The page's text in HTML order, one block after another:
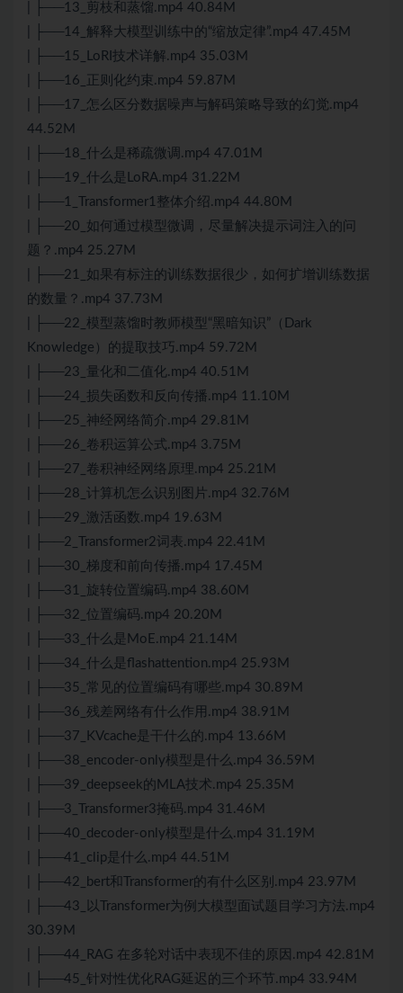
| ├──13_剪枝和蒸馏.mp4 40.84M
| ├──14_解释大模型训练中的“缩放定律”.mp4 47.45M
| ├──15_LoRI技术详解.mp4 35.03M
| ├──16_正则化约束.mp4 59.87M
| ├──17_怎么区分数据噪声与解码策略导致的幻觉.mp4
44.52M
| ├──18_什么是稀疏微调.mp4 47.01M
| ├──19_什么是LoRA.mp4 31.22M
| ├──1_Transformer1整体介绍.mp4 44.80M
| ├──20_如何通过模型微调，尽量解决提示词注入的问
题？.mp4 25.27M
| ├──21_如果有标注的训练数据很少，如何扩增训练数据
的数量？.mp4 37.73M
| ├──22_模型蒸馏时教师模型“黑暗知识”（Dark
Knowledge）的提取技巧.mp4 59.72M
| ├──23_量化和二值化.mp4 40.51M
| ├──24_损失函数和反向传播.mp4 11.10M
| ├──25_神经网络简介.mp4 29.81M
| ├──26_卷积运算公式.mp4 3.75M
| ├──27_卷积神经网络原理.mp4 25.21M
| ├──28_计算机怎么识别图片.mp4 32.76M
| ├──29_激活函数.mp4 19.63M
| ├──2_Transformer2词表.mp4 22.41M
| ├──30_梯度和前向传播.mp4 17.45M
| ├──31_旋转位置编码.mp4 38.60M
| ├──32_位置编码.mp4 20.20M
| ├──33_什么是MoE.mp4 21.14M
| ├──34_什么是flashattention.mp4 25.93M
| ├──35_常见的位置编码有哪些.mp4 30.89M
| ├──36_残差网络有什么作用.mp4 38.91M
| ├──37_KVcache是干什么的.mp4 13.66M
| ├──38_encoder-only模型是什么.mp4 36.59M
| ├──39_deepseek的MLA技术.mp4 25.35M
| ├──3_Transformer3掩码.mp4 31.46M
| ├──40_decoder-only模型是什么.mp4 31.19M
| ├──41_clip是什么.mp4 44.51M
| ├──42_bert和Transformer的有什么区别.mp4 23.97M
| ├──43_以Transformer为例大模型面试题目学习方法.mp4
30.39M
| ├──44_RAG 在多轮对话中表现不佳的原因.mp4 42.81M
| ├──45_针对性优化RAG延迟的三个环节.mp4 33.94M